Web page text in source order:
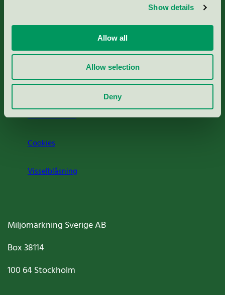
Show details
Allow all
Allow selection
Deny
Press
Om oss
Jobba hos oss
Cookies
Visselblåsning
Miljömärkning Sverige AB
Box38114
100 64Stockholm